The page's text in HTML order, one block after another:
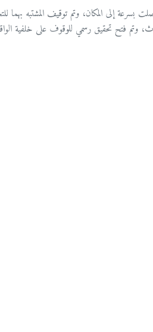
إلى المكان، وتم توقيف المشتبه بهما
وتم فتح تحقيق رسمي للوقوف على خلفية